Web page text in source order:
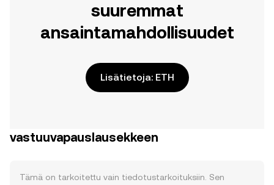
suuremmat
ansaintamahdollisuudet
Lisätietoja: ETH
vastuuvapauslausekkeen
Tämä on tarkoitettu vain tiedotustarkoituksiin. Sen